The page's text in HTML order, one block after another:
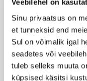
Veebilehel on
Sinu privaatsus on
et tunneksid end
Sul on võimalik igal
seadetes või
tuleb selleks muuta
küpsised käsitsi